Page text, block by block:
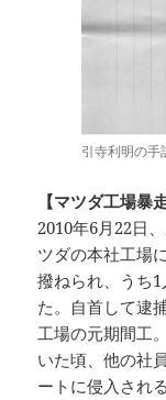
引寺利明の手
【マツダ工場暴
2010年6月22日
ツダの本社工場
撥ねられ、うち
た。自首して逮
工場の元期間工
いた頃、他の社
ートに侵入され